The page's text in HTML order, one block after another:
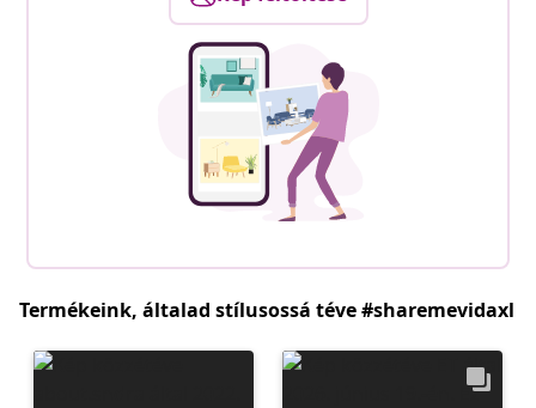
Termékeink, általad stílusossá téve #sharemevidaxl